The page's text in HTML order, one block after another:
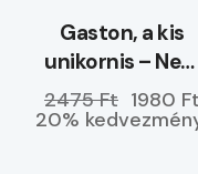
Gaston, a kis
unikornis – Nem
hagyom magam
2475 Ft 1980 Ft
20%